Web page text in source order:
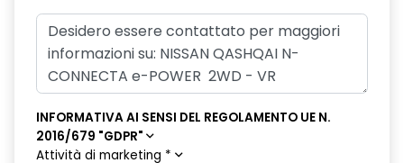
INFORMATIVA AI SENSI DEL REGOLAMENTO UE N.
2016/679 "GDPR"
Attività di marketing *